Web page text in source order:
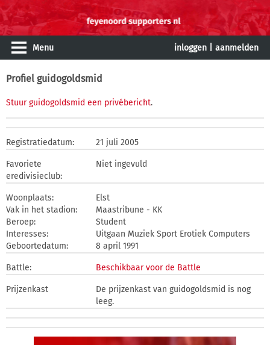
Menu inloggen aanmelden
Profiel guidogoldsmid
Stuur guidogoldsmid een privébericht.
Registratiedatum: 21 juli 2005
Favoriete
eredivisieclub:
Niet ingevuld
Woonplaats:
Elst
Vak in het stadion:
Maastribune - KK
Beroep:
Student
Interesses:
Uitgaan Muziek Sport Erotiek Computers
Geboortedatum:
8 april 1991
Battle: Beschikbaar voor de Battle
Prijzenkast
De prijzenkast van guidogoldsmid is nog
leeg.